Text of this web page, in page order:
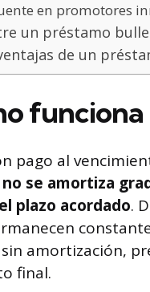
en promotores
un préstamo
de un
pago al
se amortiza
plazo acordado.
amortización,
final.